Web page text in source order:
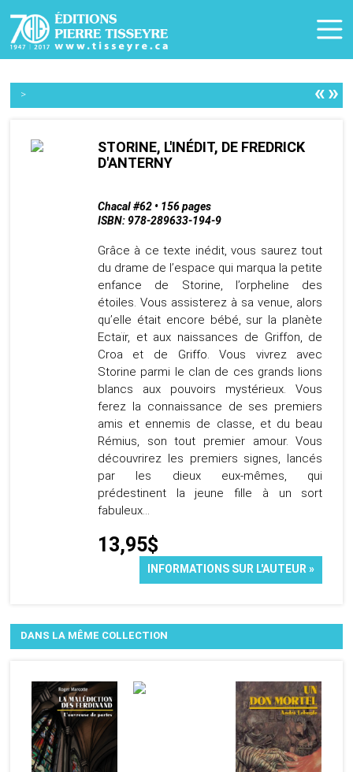
> «»
STORINE, L'INÉDIT, DE FREDRICK
D'ANTERNY
Chacal #62 • 156 pages
ISBN: 978-289633-194-9
Grâce à ce texte inédit, vous saurez tout
du drame de l’espace qui marqua la petite
enfance de Storine, l’orpheline des
étoiles. Vous assisterez à sa venue, alors
qu’elle était encore bébé, sur la planète
Ectaïr, et aux naissances de Griffon, de
Croa et de Griffo. Vous vivrez avec
Storine parmi le clan de ces grands lions
blancs aux pouvoirs mystérieux. Vous
ferez la connaissance de ses premiers
amis et ennemis de classe, et du beau
Rémius, son tout premier amour. Vous
découvrirez les premiers signes, lancés
par les dieux eux-mêmes, qui
prédestinent la jeune fille à un sort
fabuleux…
13,95$
INFORMATIONS SUR L'AUTEUR »
DANS LA MÊME COLLECTION